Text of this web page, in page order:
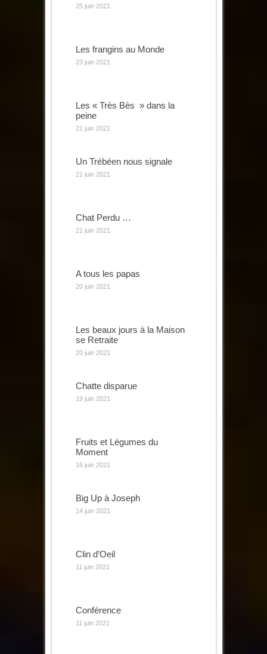
25 juin 2021
Les frangins au Monde
23 juin 2021
Les « Très Bès » dans la
peine
21 juin 2021
Un Trébéen nous signale
21 juin 2021
Chat Perdu …
21 juin 2021
A tous les papas
20 juin 2021
Les beaux jours à la Maison
se Retraite
20 juin 2021
Chatte disparue
19 juin 2021
Fruits et Légumes du
Moment
16 juin 2021
Big Up à Joseph
14 juin 2021
Clin d’Oeil
11 juin 2021
Conférence
11 juin 2021